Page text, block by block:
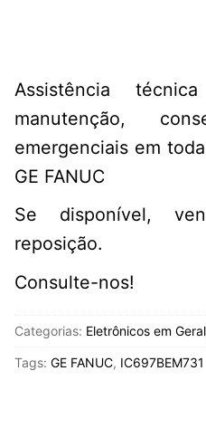
Assistência
manutenção,
emergenciais em
GE FANUC
Se disponível,
reposição.
Consulte-nos!
Categorias: Eletrônicos em Geral
Tags: GE FANUC, IC697BEM731